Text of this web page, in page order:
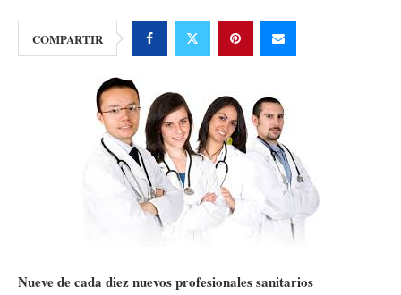
COMPARTIR
Nueve de cada diez nuevos profesionales sanitarios